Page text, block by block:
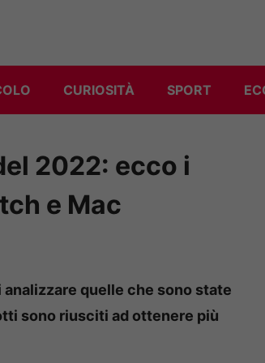
CURIOSITÀ SPORT
2022: ecco i
e Mac
analizzare quelle che sono state
sono riusciti ad ottenere più